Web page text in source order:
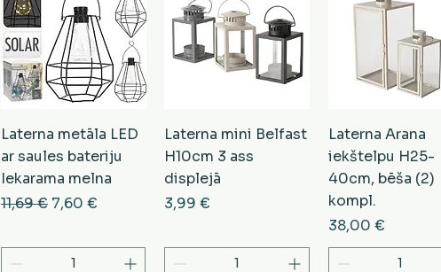
Laterna metāla LED
ar saules bateriju
Iekarama melna
Parastā cena
11,69 € Izpārdošanas cena
7,60 €
Laterna mini Belfast
H10cm 3 ass
displejā
Cena
3,99 €
Laterna Arana
iekštelpu H25-
40cm, bēša (2)
kompl.
Cena
38,00 €